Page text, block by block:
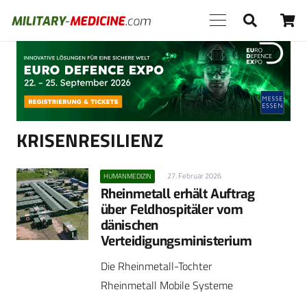
Anzeige
KRISENRESILIENZ
HUMANMEDIZIN 27. Februar 2026
Rheinmetall erhält Auftrag
über Feldhospitäler vom
dänischen
Verteidigungsministerium
Die Rheinmetall-Tochter
Rheinmetall Mobile Systeme